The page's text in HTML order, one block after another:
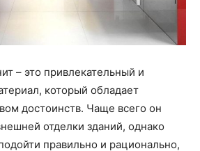
– это привлекательный и
который обладает
достоинств. Чаще всего он
отделки зданий, однако
правильно и рационально,